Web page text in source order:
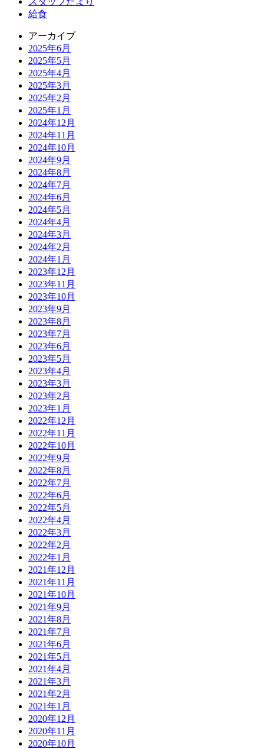
給食
アーカイブ
2025年6月
2025年5月
2025年4月
2025年3月
2025年2月
2025年1月
2024年12月
2024年11月
2024年10月
2024年9月
2024年8月
2024年7月
2024年6月
2024年5月
2024年4月
2024年3月
2024年2月
2024年1月
2023年12月
2023年11月
2023年10月
2023年9月
2023年8月
2023年7月
2023年6月
2023年5月
2023年4月
2023年3月
2023年2月
2023年1月
2022年12月
2022年11月
2022年10月
2022年9月
2022年8月
2022年7月
2022年6月
2022年5月
2022年4月
2022年3月
2022年2月
2022年1月
2021年12月
2021年11月
2021年10月
2021年9月
2021年8月
2021年7月
2021年6月
2021年5月
2021年4月
2021年3月
2021年2月
2021年1月
2020年12月
2020年11月
2020年10月